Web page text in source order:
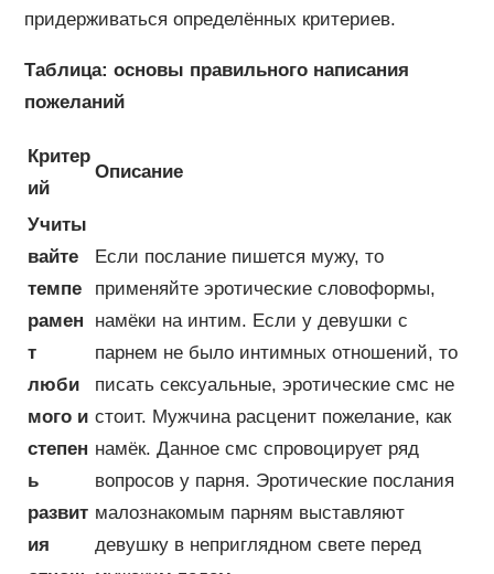
придерживаться определённых критериев.
Таблица: основы правильного написания
пожеланий
Критер
ий
Описание
Учиты
вайте
темпе
рамен
т
люби
мого и
степен
ь
развит
ия
Если послание пишется мужу, то
применяйте эротические словоформы,
намёки на интим. Если у девушки с
парнем не было интимных отношений, то
писать сексуальные, эротические смс не
стоит. Мужчина расценит пожелание, как
намёк. Данное смс спровоцирует ряд
вопросов у парня. Эротические послания
малознакомым парням выставляют
девушку в неприглядном свете перед